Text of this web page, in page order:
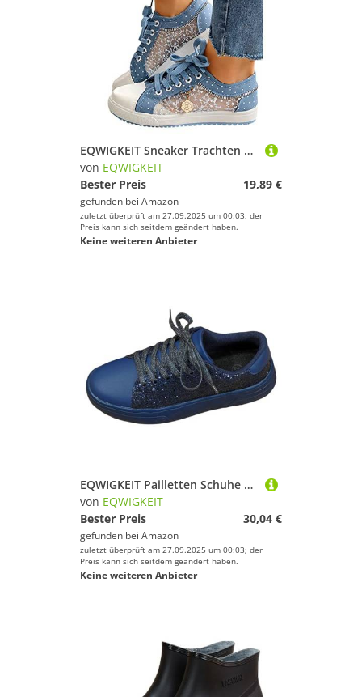
Reitschuhe von EQWIGKEIT
Laufschuhe von EQWIGKEIT
Barfußschuhe von EQWIGKEIT
Hallenschuhe von EQWIGKEIT
EQWIGKEIT Sneaker Trachten Damen Bequeme Turnschuhe Flache Brautschuhe Leichte Elegante Freizeitschuhe Bestickte Hochzeitsschuhe Atmungsaktive Sommerschuhe Lässige WalkingschuheGr. 37-40EU
von EQWIGKEIT
Bester Preis
19,89 €
gefunden bei Amazon
zuletzt überprüft am 27.09.2025 um 00:03; der
Preis kann sich seitdem geändert haben.
Keine weiteren Anbieter
EQWIGKEIT Pailletten Schuhe Damen, Glitzer Damen Flach Sportschuhe Outdoor Laufschuhe Freizeit Riemchen Walkingschuhe Sparkly Sneaker Leichte Turnschuhe
von EQWIGKEIT
Bester Preis
30,04 €
gefunden bei Amazon
zuletzt überprüft am 27.09.2025 um 00:03; der
Preis kann sich seitdem geändert haben.
Keine weiteren Anbieter